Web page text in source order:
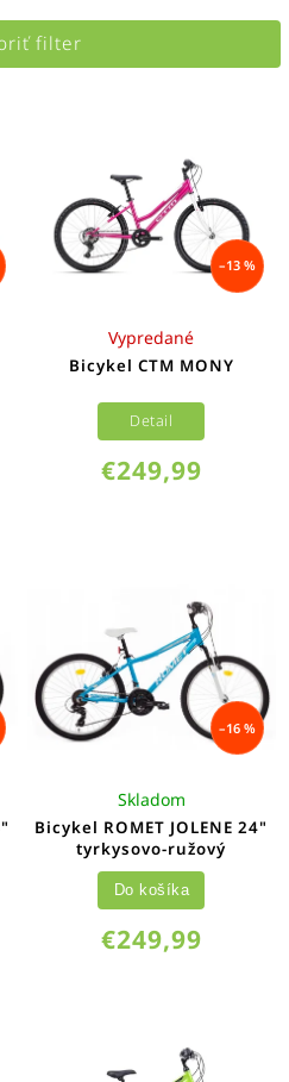
filter
–13 %
Bicykel CTM MONY
Vypredané
€249,99
Detail
–16 %
Bicykel ROMET JOLENE 24"
tyrkysovo-ružový
Skladom
€249,99
Do košíka